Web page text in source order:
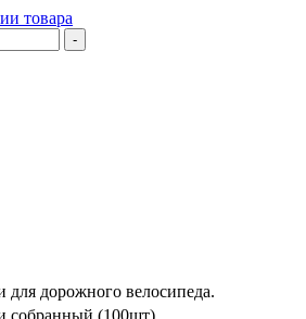
товара
-
для дорожного велосипеда.
собранный (100шт)